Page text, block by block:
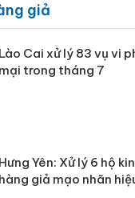
giả
Lào Cai xử lý 83 vụ vi
mại trong tháng 7
Hưng Yên: Xử lý 6 hộ
hàng giả mạo nhãn